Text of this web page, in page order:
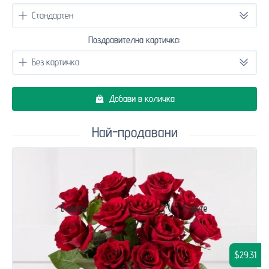
Поздравителна картичка:
Добави в количка
Най-продавани
$29.31